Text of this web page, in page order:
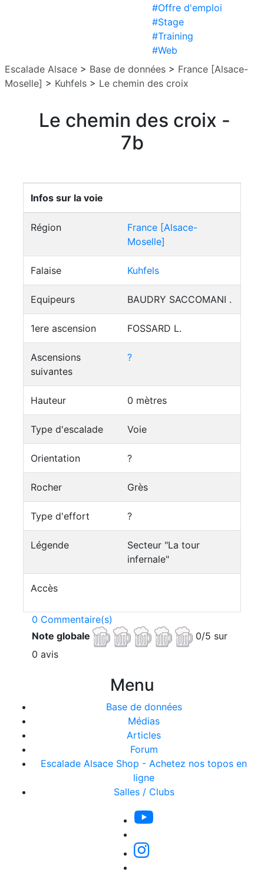
#Offre d'emploi
#Stage
#Training
#Web
Escalade Alsace > Base de données > France [Alsace-
Moselle] > Kuhfels > Le chemin des croix
Le chemin des croix -
7b
Infos sur la voie
Région
France [Alsace-
Moselle]
Falaise Kuhfels
Equipeurs BAUDRY SACCOMANI .
1ere ascension FOSSARD L.
Ascensions
suivantes
?
Hauteur 0 mètres
Type d'escalade Voie
Orientation ?
Rocher Grès
Type d'effort ?
Légende
Secteur "La tour
infernale"
Accès
0 Commentaire(s)
Note globale
0/5 sur
0 avis
Menu
Base de données
Médias
Articles
Forum
Escalade Alsace Shop - Achetez nos topos en
ligne
Salles / Clubs